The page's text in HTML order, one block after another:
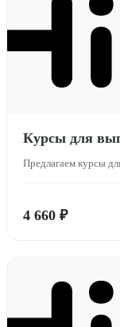
Курсы для
Предлагаем курсы
4 660 ₽